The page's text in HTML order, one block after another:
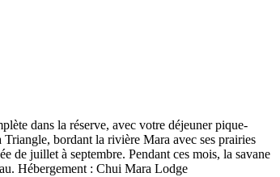
dans la réserve, avec votre déjeuner pique-
bordant la rivière Mara avec ses prairies
de juillet à septembre. Pendant ces mois, la savane
Hébergement : Chui Mara Lodge